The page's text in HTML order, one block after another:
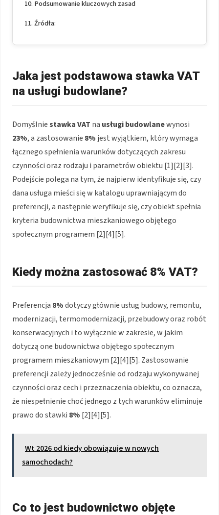
Podsumowanie kluczowych zasad
Źródła:
Jaka jest podstawowa stawka VAT
na usługi budowlane?
Domyślniestawka VAT na usługi budowlanewynosi
23%, a zastosowanie 8% jest wyjątkiem, który wymaga
łącznego spełnienia warunków dotyczących zakresu
czynności oraz rodzaju i parametrów obiektu [1][2][3].
Podejście polega na tym, że najpierw identyfikuje się, czy
dana usługa mieści się w katalogu uprawniającym do
preferencji, a następnie weryfikuje się, czy obiekt spełnia
kryteria budownictwa mieszkaniowego objętego
społecznym programem [2][4][5].
Kiedy można zastosować 8% VAT?
Preferencja 8%dotyczy głównie usług budowy, remontu,
modernizacji, termomodernizacji, przebudowy oraz robót
konserwacyjnych i to wyłącznie w zakresie, w jakim
dotyczą one budownictwa objętego społecznym
programem mieszkaniowym [2][4][5]. Zastosowanie
preferencji zależy jednocześnie od rodzaju wykonywanej
czynności oraz cech i przeznaczenia obiektu, co oznacza,
że niespełnienie choć jednego z tych warunków eliminuje
prawo do stawki 8% [2][4][5].
Wt 2026 od kiedy obowiązuje w nowych
samochodach?
Co to jest budownictwo objęte